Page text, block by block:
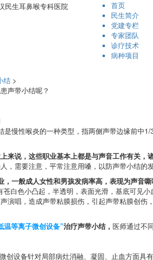
首页
民生简介
党建专栏
专家团队
诊疗技术
病种项目
结 >
声带小结呢？
性喉炎的一种类型，指两侧声带边缘前中1/
来说，这些职业基本上都是与声音工作有关，
，需要注意，平常注意用嗓，以防声带小结的发
，一般成人女性和男孩发病率高，表现为声音
白色小凸起，半透明，表面光滑，基底可见
演唱，造成声带粘膜损伤，引起声带粘膜创
温等离子微创设备”治疗声带小结， 医师通过不
设备针对局部病灶消融、凝固、止血方面具有